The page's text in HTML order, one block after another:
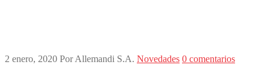
2 enero, 2020 Por Allemandi S.A. Novedades 0 comentarios